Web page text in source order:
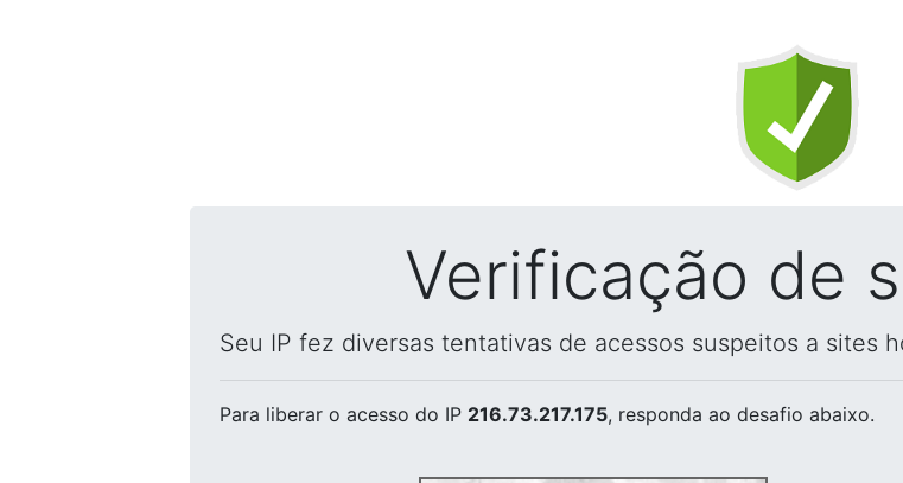
Verificação de
Seu IP fez diversas tentativas de acessos suspeitos a sites
Para liberar o acesso do IP 216.73.217.175, responda ao desafio abaixo.